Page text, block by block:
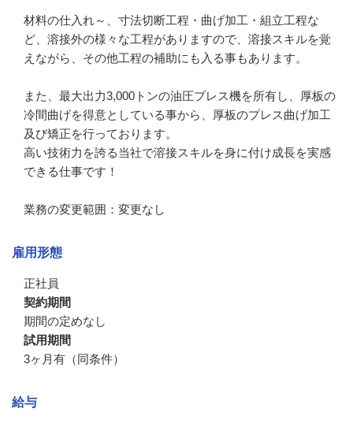
材料の仕入れ～、寸法切断工程・曲げ加工・組立工程な
ど、溶接外の様々な工程がありますので、溶接スキルを覚
えながら、その他工程の補助にも入る事もあります。
また、最大出力3,000トンの油圧プレス機を所有し、厚板の
冷間曲げを得意としている事から、厚板のプレス曲げ加工
及び矯正を行っております。
高い技術力を誇る当社で溶接スキルを身に付け成長を実感
できる仕事です！
業務の変更範囲：変更なし
雇用形態
正社員
契約期間
期間の定めなし
試用期間
3ヶ月有（同条件）
給与